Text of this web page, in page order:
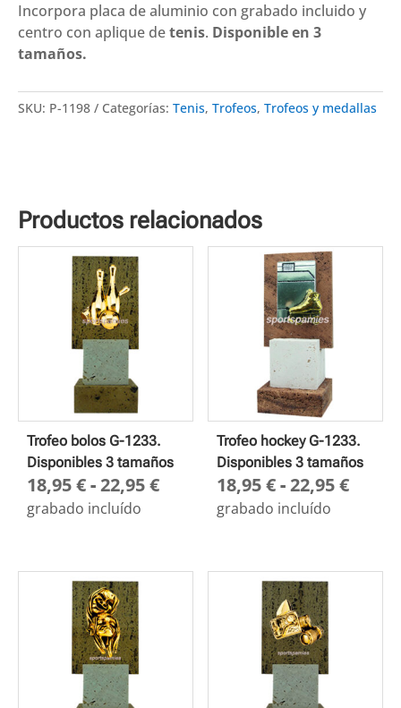
Disponibles
3
tamaños
Incorpora placa de aluminio con grabado incluido y
centro con aplique detenis. Disponible en 3
tamaños.
SKU: P-1198 Categorías: Tenis, Trofeos, Trofeos y medallas
Productos relacionados
Trofeo bolos G-1233.
Disponibles 3 tamaños
18,95€-22,95€Rango
18,95 €
grabado incluído
Trofeo hockey G-1233.
Disponibles 3 tamaños
18,95€-22,95€
18,95
grabado incluído